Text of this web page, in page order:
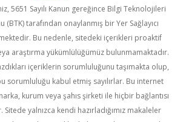
5651 Sayılı Kanun gereğince Bilgi Teknolojileri
(BTK) tarafından onaylanmış bir Yer Sağlayıcı
Bu nedenle, sitedeki içerikleri proaktif
araştırma yükümlülüğümüz bulunmamaktadır.
içeriklerin sorumluluğunu taşımakta olup,
sorumluluğu kabul etmiş sayılırlar. Bu internet
kurum veya şahıs şirketi ile hiçbir bağlantısı
yalnızca kendi hazırladığımız makaleler